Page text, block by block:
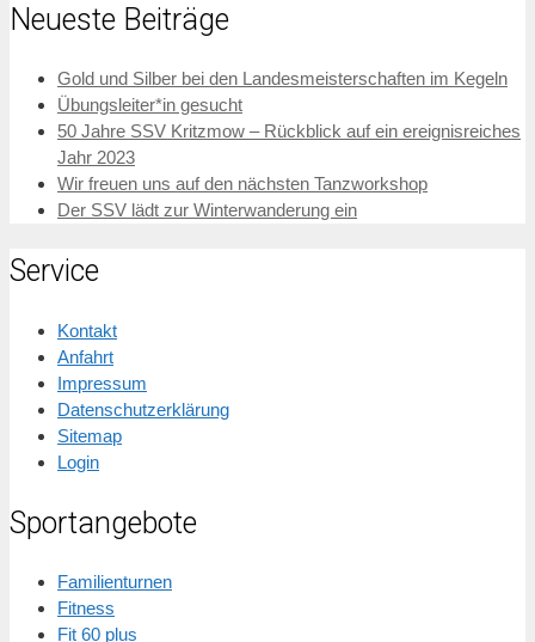
Neueste Beiträge
Gold und Silber bei den Landesmeisterschaften im Kegeln
Übungsleiter*in gesucht
50 Jahre SSV Kritzmow – Rückblick auf ein ereignisreiches
Jahr 2023
Wir freuen uns auf den nächsten Tanzworkshop
Der SSV lädt zur Winterwanderung ein
Service
Kontakt
Anfahrt
Impressum
Datenschutzerklärung
Sitemap
Login
Sportangebote
Familienturnen
Fitness
Fit 60 plus